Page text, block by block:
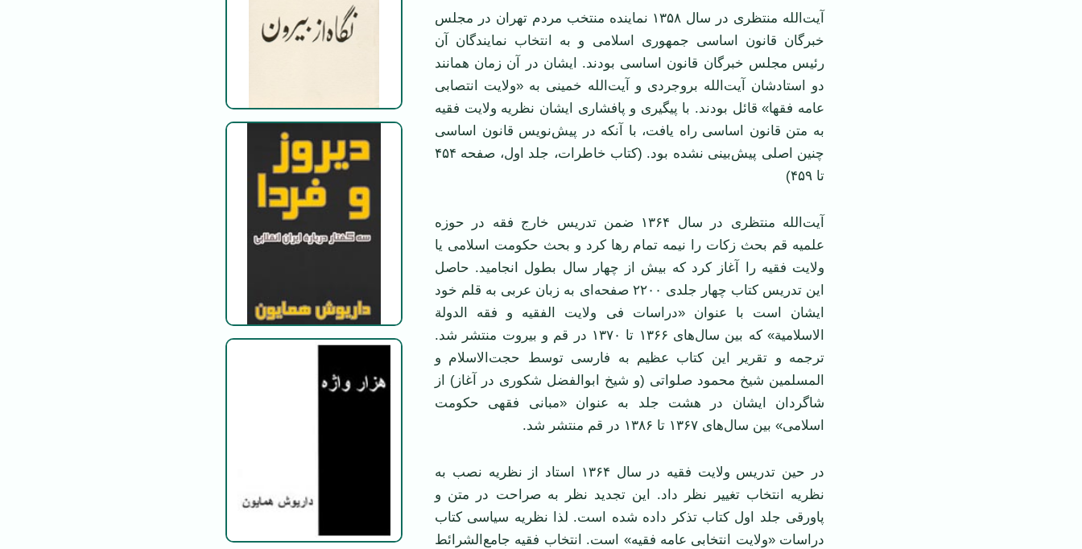
آیت‌الله منتظری در سال ۱۳۵۸ نماینده منتخب مردم تهران در مجلس
خبرگان قانون اساسی جمهوری اسلامی و به انتخاب نمایندگان آن
رئیس مجلس خبرگان قانون اساسی بودند. ایشان در آن زمان همانند
دو استادشان آیت‌الله بروجردی و آیت‌الله خمینی به «ولایت انتصابی
عامه فقها» قائل بودند. با پیگیری و پافشاری ایشان نظریه ولایت فقیه
به متن قانون اساسی راه یافت، با آنکه در پیش‌نویس قانون اساسی
چنین اصلی پیش‌بینی نشده بود. (کتاب خاطرات، جلد اول، صفحه ۴۵۴
تا ۴۵۹)
آیت‌الله منتظری در سال ۱۳۶۴ ضمن تدریس خارج فقه در حوزه
علمیه قم بحث زکات را نیمه تمام‌‌ رها کرد و بحث حکومت اسلامی یا
ولایت فقیه را آغاز کرد که بیش از چهار سال بطول انجامید. حاصل
این تدریس کتاب چهار جلدی ۲۲۰۰ صفحه‌ای به زبان عربی به قلم خود
ایشان است با عنوان «دراسات فی ولایت الفقیه و فقه الدولة
الاسلامیة» که بین سال‌های ۱۳۶۶ تا ۱۳۷۰ در قم و بیروت منتشر شد.
ترجمه و تقریر این کتاب عظیم به فارسی توسط حجت‌الاسلام و
المسلمین شیخ محمود صلواتی (و شیخ ابوالفضل شکوری در آغاز) از
شاگردان ایشان در هشت جلد به عنوان «مبانی فقهی حکومت
اسلامی» بین سال‌های ۱۳۶۷ تا ۱۳۸۶ در قم منتشر شد.
در حین تدریس ولایت فقیه در سال ۱۳۶۴ استاد از نظریه نصب به
نظریه انتخاب تغییر نظر داد. این تجدید نظر به صراحت در متن و
پاورقی جلد اول کتاب تذکر داده شده است. لذا نظریه سیاسی کتاب
دراسات «ولایت انتخابی عامه فقیه» است. انتخاب فقیه جامع‌الشرائط